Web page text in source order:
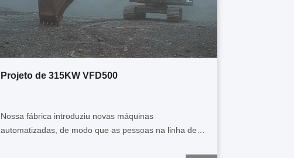
Projeto de 315KW VFD500
Nossa fábrica introduziu novas máquinas
automatizadas, de modo que as pessoas na linha de